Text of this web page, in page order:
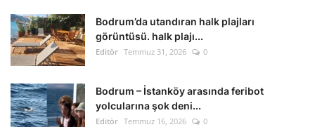
Gündem
Dünya
Bodrum’da utandıran halk plajları
görüntüsü. halk plajı...
Editör Temmuz 31, 2026 0
Bodrum – İstanköy arasında feribot
yolcularına şok deni...
Editör Temmuz 16, 2026 0